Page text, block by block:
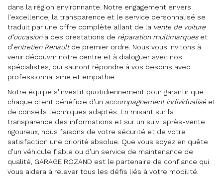
dans la région environnante. Notre engagement envers
l'excellence, la transparence et le service personnalisé se
traduit par une offre complète allant de la vente de voiture
d'occasionà des prestations de réparation multimarqueset
d'entretien Renaultde premier ordre. Nous vous invitons à
venir découvrir notre centre et à dialoguer avec nos
spécialistes, qui sauront répondre à vos besoins avec
professionnalisme et empathie.
Notre équipe s'investit quotidiennement pour garantir que
chaque client bénéficie d'un accompagnement individualiséet
de conseils techniques adaptés. En misant sur la
transparence des informations et sur un suivi après-vente
rigoureux, nous faisons de votre sécurité et de votre
satisfaction une priorité absolue. Que vous soyez en quête
d'un véhicule fiable ou d'un service de maintenance de
qualité, GARAGE ROZAND est le partenaire de confiance qui
vous aidera à relever tous les défis liés à votre mobilité.